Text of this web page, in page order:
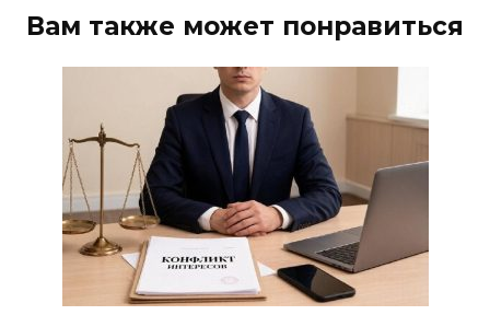
Вам также может понравиться